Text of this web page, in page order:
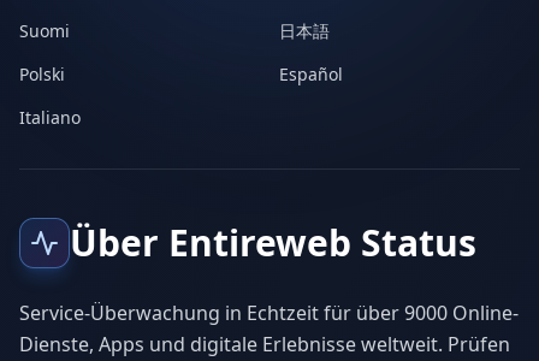
Suomi
日本語
Polski
Español
Italiano
Über Entireweb Status
Service-Überwachung in Echtzeit für über 9000 Online-
Dienste, Apps und digitale Erlebnisse weltweit. Prüfen